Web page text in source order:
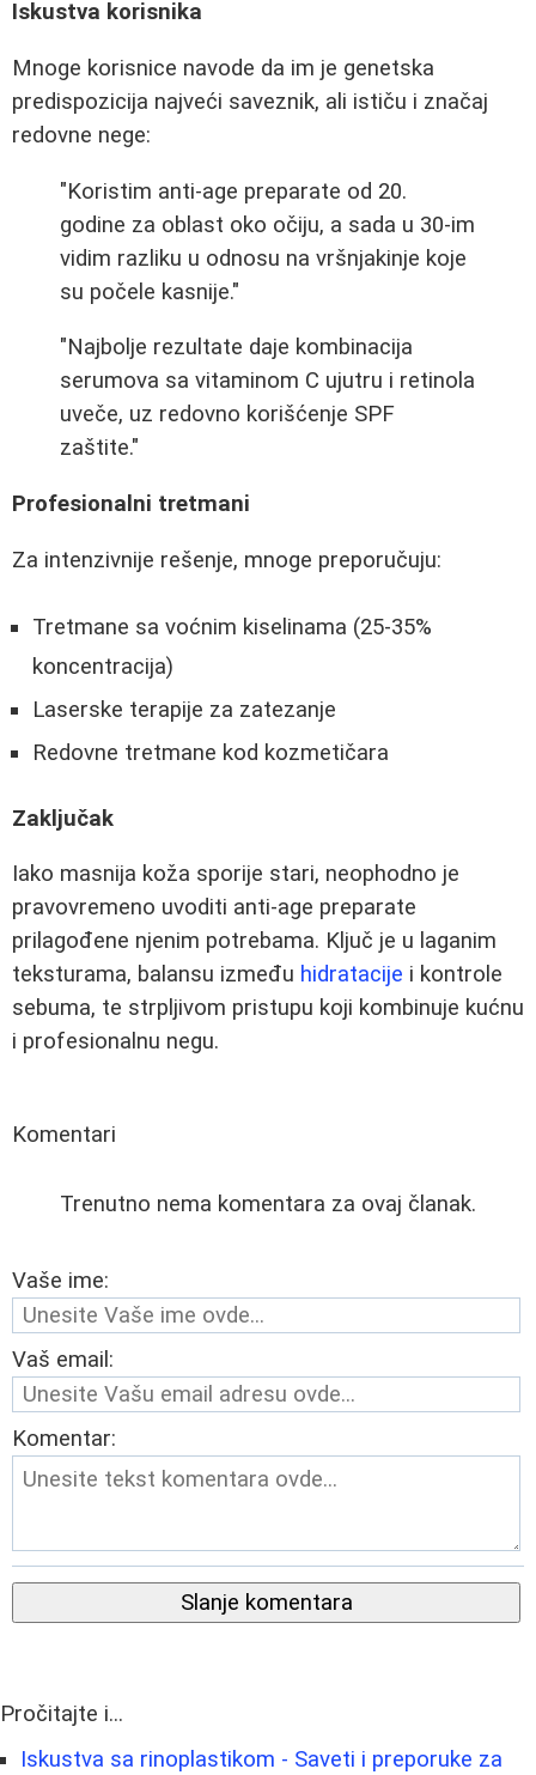
Iskustva korisnika
Mnoge korisnice navode da im je genetska
predispozicija najveći saveznik, ali ističu i značaj
redovne nege:
"Koristim anti-age preparate od 20.
godine za oblast oko očiju, a sada u 30-im
vidim razliku u odnosu na vršnjakinje koje
su počele kasnije."
"Najbolje rezultate daje kombinacija
serumova sa vitaminom C ujutru i retinola
uveče, uz redovno korišćenje SPF
zaštite."
Profesionalni tretmani
Za intenzivnije rešenje, mnoge preporučuju:
Tretmane sa voćnim kiselinama (25-35%
koncentracija)
Laserske terapije za zatezanje
Redovne tretmane kod kozmetičara
Zaključak
Iako masnija koža sporije stari, neophodno je
pravovremeno uvoditi anti-age preparate
prilagođene njenim potrebama. Ključ je u laganim
teksturama, balansu između hidratacije i kontrole
sebuma, te strpljivom pristupu koji kombinuje kućnu
i profesionalnu negu.
Komentari
Trenutno nema komentara za ovaj članak.
Vaše ime:
Vaš email:
Komentar:
Slanje komentara
Pročitajte i...
Iskustva sa rinoplastikom - Saveti i preporuke za